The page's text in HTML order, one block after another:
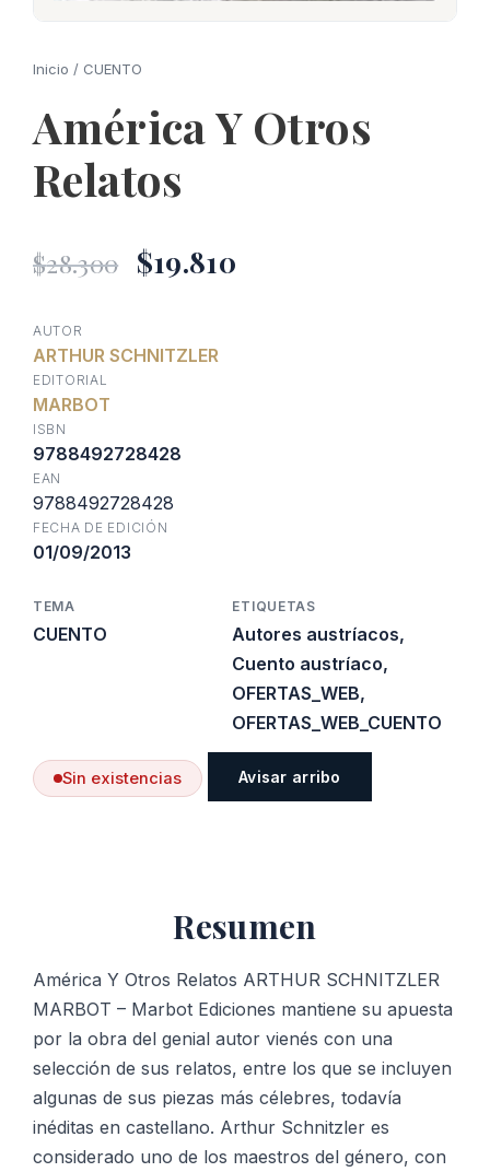
Inicio / CUENTO
América Y Otros
Relatos
$28.300 El
original
era:
$28.300.
$19.810
AUTOR
ARTHUR SCHNITZLER
EDITORIAL
MARBOT
ISBN
9788492728428
EAN
9788492728428
FECHA DE EDICIÓN
01/09/2013
TEMA
CUENTO
ETIQUETAS
Autores austríacos,
Cuento austríaco,
OFERTAS_WEB,
OFERTAS_WEB_CUENTO
Sin existencias Avisar arribo
Resumen
América Y Otros Relatos ARTHUR SCHNITZLER
MARBOT – Marbot Ediciones mantiene su apuesta
por la obra del genial autor vienés con una
selección de sus relatos, entre los que se incluyen
algunas de sus piezas más célebres, todavía
inéditas en castellano. Arthur Schnitzler es
considerado uno de los maestros del género, con